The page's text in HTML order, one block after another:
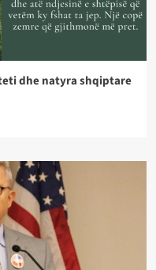
dhe natyra shqiptare